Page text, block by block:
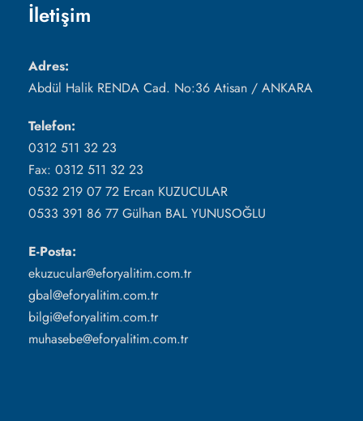
İletişim
Adres:
Abdül Halik RENDA Cad. No:36 Atisan / ANKARA
Telefon:
0312 511 32 23
Fax: 0312 511 32 23
0532 219 07 72 Ercan KUZUCULAR
0533 391 86 77 Gülhan BAL YUNUSOĞLU
E-Posta:
ekuzucular@eforyalitim.com.tr
gbal@eforyalitim.com.tr
bilgi@eforyalitim.com.tr
muhasebe@eforyalitim.com.tr